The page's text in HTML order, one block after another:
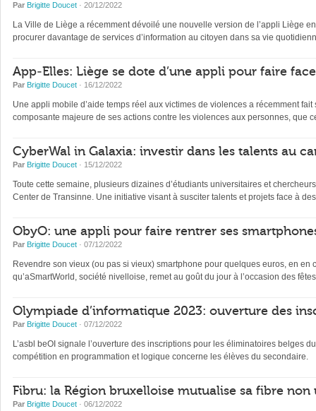
Par Brigitte Doucet · 20/12/2022
La Ville de Liège a récemment dévoilé une nouvelle version de l’appli Liège
procurer davantage de services d’information au citoyen dans sa vie
App-Elles: Liège se dote d’une appli pour faire
Par Brigitte Doucet · 16/12/2022
Une appli mobile d’aide temps réel aux victimes de violences a récemment
composante majeure de ses actions contre les violences aux personnes, que
CyberWal in Galaxia: investir dans les talents au
Par Brigitte Doucet · 15/12/2022
Toute cette semaine, plusieurs dizaines d’étudiants universitaires et
Center de Transinne. Une initiative visant à susciter talents et projets face à
ObyO: une appli pour faire rentrer ses
Par Brigitte Doucet · 07/12/2022
Revendre son vieux (ou pas si vieux) smartphone pour quelques euros, en
qu’aSmartWorld, société nivelloise, remet au goût du jour à l’occasion des
Olympiade d’informatique 2023: ouverture des
Par Brigitte Doucet · 07/12/2022
L’asbl beOI signale l’ouverture des inscriptions pour les éliminatoires belges
compétition en programmation et logique concerne les élèves du secondaire.
Fibru: la Région bruxelloise mutualise sa fibre non
Par Brigitte Doucet · 06/12/2022